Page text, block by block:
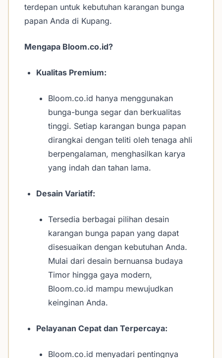
terdepan untuk kebutuhan karangan bunga
papan Anda di Kupang.
Mengapa Bloom.co.id?
Kualitas Premium:
Bloom.co.id hanya menggunakan
bunga-bunga segar dan berkualitas
tinggi. Setiap karangan bunga papan
dirangkai dengan teliti oleh tenaga ahli
berpengalaman, menghasilkan karya
yang indah dan tahan lama.
Desain Variatif:
Tersedia berbagai pilihan desain
karangan bunga papan yang dapat
disesuaikan dengan kebutuhan Anda.
Mulai dari desain bernuansa budaya
Timor hingga gaya modern,
Bloom.co.id mampu mewujudkan
keinginan Anda.
Pelayanan Cepat dan Terpercaya:
Bloom.co.id menyadari pentingnya